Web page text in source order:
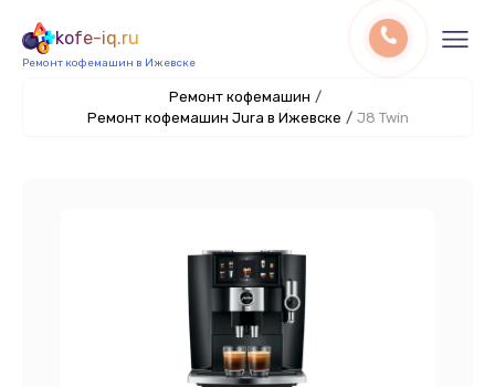
kofe-iq.ru
Ремонт кофемашин в Ижевске
Ремонт кофемашин /
Ремонт кофемашин Jura в Ижевске / J8 Twin